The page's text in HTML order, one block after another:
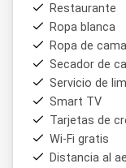
Restaurante
Ropa blanca
Ropa de cama
Secador de
Servicio de
Smart TV
Tarjetas de
Wi-Fi gratis
Distancia al